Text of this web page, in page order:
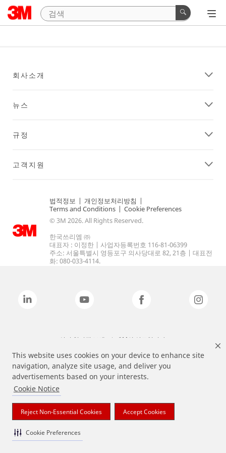
This website uses cookies on your device to enhance site
navigation, analyze site usage, and deliver you
advertisements based on your interests.
Cookie Notice
Reject Non-Essential Cookies Accept Cookies
Cookie Preferences
회사소개
뉴스
규정
고객지원
법적정보 | 개인정보처리방침 |
Terms and Conditions | Cookie Preferences
© 3M 2026. All Rights Reserved.
한국쓰리엠 ㈜
대표자 : 이정한 | 사업자등록번호 116-81-06399
주소: 서울특별시 영등포구 의사당대로 82, 21층 | 대표전
화: 080-033-4114.
상기 열거된 브랜드는 3M의 상표입니다.